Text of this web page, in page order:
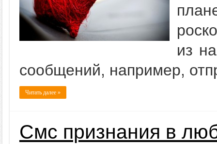
из
сообщений, например,
Читать далее »
Смс признания в